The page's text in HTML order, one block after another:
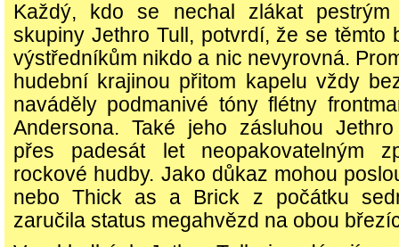
Každý, kdo se nechal zlákat pestrým
skupiny Jethro Tull, potvrdí, že se těmto
výstředníkům nikdo a nic nevyrovná.
hudební krajinou přitom kapelu vždy
naváděly podmanivé tóny flétny
Andersona. Také jeho zásluhou
přes padesát let neopakovatelným
rockové hudby. Jako důkaz mohou
nebo Thick as a Brick z počátku
zaručila status megahvězd na obou